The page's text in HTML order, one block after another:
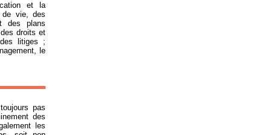
et la
de vie, des
des plans
droits et
litiges ;
le
pas
des
les